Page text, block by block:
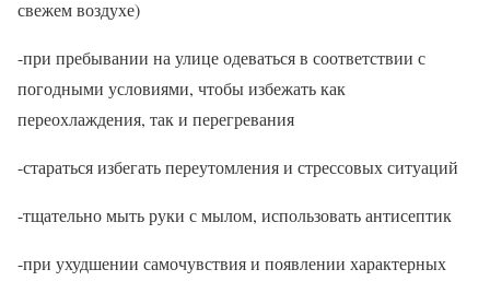
свежем воздухе)
-при пребывании на улице одеваться в соответствии с
погодными условиями, чтобы избежать как
переохлаждения, так и перегревания
-стараться избегать переутомления и стрессовых ситуаций
-тщательно мыть руки с мылом, использовать антисептик
-при ухудшении самочувствия и появлении характерных